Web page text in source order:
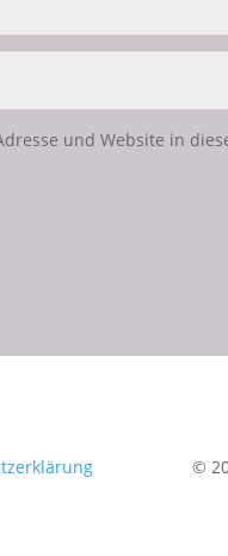
und Website in
©